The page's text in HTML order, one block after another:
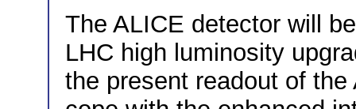
The ALICE detector will
LHC high luminosity
the present readout of